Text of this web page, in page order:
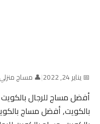
📅 يناير 24, 2022 |👤 مساج منزلي
أفضل مساج للرجال
بالكويت, أفضل مساج